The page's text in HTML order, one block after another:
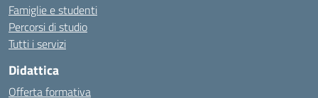
Famiglie e studenti
Percorsi di studio
Tutti i servizi
Didattica
Offerta formativa